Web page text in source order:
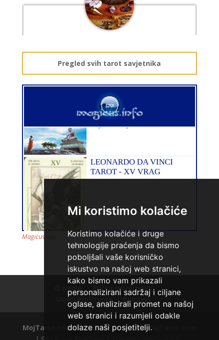
Mi koristimo kolačiće
Koristimo kolačiće i druge
tehnologije praćenja da bismo
poboljšali vaše korisničko
iskustvo na našoj web stranici,
kako bismo vam prikazali
personalizirani sadržaj i ciljane
oglase, analizirali promet na našoj
web stranici i razumjeli odakle
dolaze naši posjetitelji.
AZRA/ Kod 02
visak, tarot, vidovitost, ljubavna predviđanja
Broj tel: 064/600-600
tel:0,93€ - mob:1,12€ min
DORA/ Kod 37
TEHNIKE:
psihološki razgovori
tel:0,93€ - mob:1,12€ min
VANESA / Kod 60
Tarot savjetnik je zauzet
Pregled svih tarot savjetnika
Magicus.info
Polica privatnosti
Uvjeti korištenja
Kontakt
MojTarot.com© 2012. | Powered byMojTarot.com